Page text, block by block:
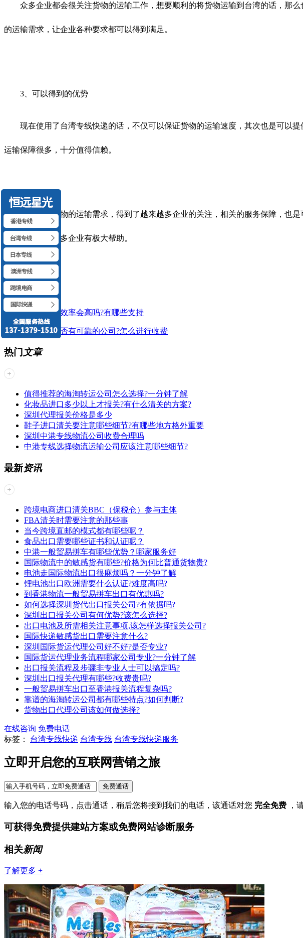
众多企业都会很关注货物的运输工作，想要顺利的将货物运输到台湾的话，那么
的运输需求，让企业各种要求都可以得到满足。
3、可以得到的优势
现在使用了台湾专线快递的话，不仅可以保证货物的运输速度，其次也是可以提
运输保障很多，十分值得信赖。
随着现在货物的运输需求，得到了越来越多企业的关注，相关的服务保障，也是
本的消耗，对很多企业有极大帮助。
跨境电商清关的效率会高吗?有哪些支持
香港物流专线是否有可靠的公司?怎么进行收费
热门 文章
值得推荐的海淘转运公司怎么选择?一分钟了解
化妆品进口多少以上才报关?有什么清关的方案?
深圳代理报关价格是多少
鞋子进口清关要注意哪些细节?有哪些地方格外重要
深圳中港专线物流公司收费合理吗
中港专线选择物流运输公司应该注意哪些细节?
最新资讯
跨境电商进口清关BBC（保税仓）参与主体
FBA清关时需要注意的那些事
当今跨境直邮的模式都有哪些呢？
食品出口需要哪些证书和认证呢？
中港一般贸易拼车有哪些优势？哪家服务好
国际物流中的敏感货有哪些?价格为何比普通货物贵?
电池走国际物流出口很麻烦吗？一分钟了解
锂电池出口欧洲需要什么认证?难度高吗?
到香港物流一般贸易拼车出口有优惠吗?
如何选择深圳货代出口报关公司?有依据吗?
深圳出口报关公司有何优势?该怎么选择?
出口电池及所需相关注意事项,该怎样选择报关公司?
国际快递敏感货出口需要注意什么?
深圳国际货运代理公司好不好?是否专业?
国际货运代理业务流程哪家公司专业?一分钟了解
出口报关流程及步骤非专业人士可以搞定吗?
深圳出口报关代理有哪些?收费贵吗?
一般贸易拼车出口至香港报关流程复杂吗?
靠谱的海淘转运公司都有哪些特点?如何判断?
货物出口代理公司该如何做选择?
在线咨询 免费电话
标签：
台湾专线快递 台湾专线 台湾专线快递服务
立即开启您的互联网营销之旅
输入您的电话号码，点击通话，稍后您将接到我们的电话，该通话对您 完全免费 ，
可获得免费提供建站方案或免费网站诊断服务
相关新闻
了解更多 +